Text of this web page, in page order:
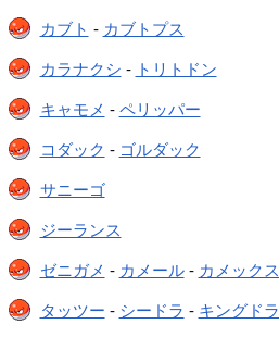
カブト - カブトプス
カラナクシ - トリトドン
キャモメ - ペリッパー
コダック - ゴルダック
サニーゴ
ジーランス
ゼニガメ - カメール- カメックス
タッツー - シードラ - キングドラ